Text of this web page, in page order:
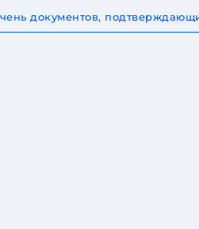
документов,